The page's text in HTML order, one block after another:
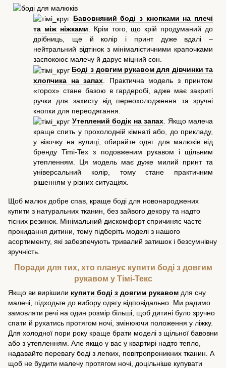
Бавовняний боді з кнопками на плечі
та між ніжками. Крім того, що крій продуманий до
дрібниць, ще й колір і принт дуже вдалі –
нейтральний відтінок з мінімалістичними крапочками
заспокоює малечу й дарує міцний сон.
Боді з довгим рукавом для дівчинки та
хлопчика на запах . Практична модель з принтом
«горох» стане базою в гардеробі, адже має закриті
ручки для захисту від переохолодження та зручні
кнопки для переодягання.
Утеплений бодік на запах . Якщо малеча
краще спить у прохолодній кімнаті або, до прикладу,
у візочку на вулиці, обирайте одяг для малюків від
бренду Timi-Tex з подовженим рукавом і щільним
утепленням. Ця модель має дуже милий принт та
універсальний колір, тому стане практичним
рішенням у різних ситуаціях.
Щоб малюк добре спав, краще боді для новонароджених
купити з натуральних тканин, без зайвого декору та надто
тісних резинок. Мінімальний дискомфорт спричиняє часте
прокидання дитини, тому підберіть моделі з нашого
асортименту, які забезпечують тривалий затишок і безсумнівну
зручність.
Поради для тих, хто планує купити боді з довгим
рукавом у Тімі-Текс
Якщо ви вирішили купити боді з довгим рукавом для сну
малечі, підходьте до вибору одягу відповідально. Ми радимо
замовляти речі на один розмір більші, щоб дитині було зручно
спати й рухатись протягом ночі, змінюючи положення у ліжку.
Для холодної пори року краще брати моделі з щільної бавовни
або з утепленням. Але якщо у вас у квартирі надто тепло,
надавайте перевагу боді з легких, повітропроникних тканин. А
щоб не будити малечу протягом ночі, доцільніше купувати